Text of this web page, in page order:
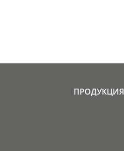
ПРОДУКЦИЯ